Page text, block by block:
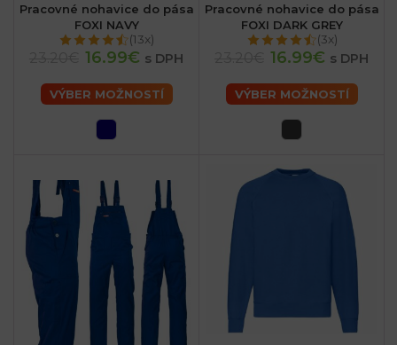
Pracovné nohavice do pása
FOXI NAVY
(13x)
16.99€ s DPH
VÝBER MOŽNOSTÍ
Pracovné nohavice do pása
FOXI DARK GREY
(3x)
16.99€ s DPH
VÝBER MOŽNOSTÍ